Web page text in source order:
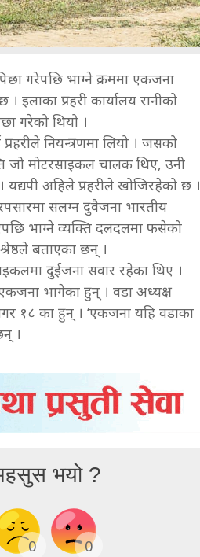
गरेपछि भाग्ने क्रममा एकजना
इलाका प्रहरी कार्यालय रानीको
गरेको थियो ।
नियन्त्रणमा लियो । जसको
जो मोटरसाइकल चालक थिए, उनी
अहिले प्रहरीले खोजिरहेको छ ।
संलग्न दुवैजना भारतीय
भाग्ने व्यक्ति दलदलमा फसेको
बताएका छन् ।
दुईजना सवार रहेका थिए ।
भागेका हुन् । वडा अध्यक्ष
१८ का हुन् । ‘एकजना यहि वडाका
।
भयो ?
0 0